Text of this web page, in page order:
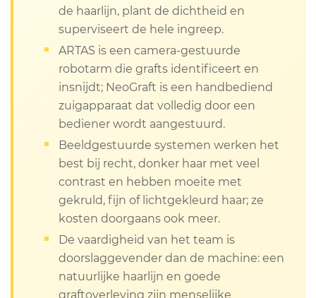
de haarlijn, plant de dichtheid en
superviseert de hele ingreep.
ARTAS is een camera-gestuurde
robotarm die grafts identificeert en
insnijdt; NeoGraft is een handbediend
zuigapparaat dat volledig door een
bediener wordt aangestuurd.
Beeldgestuurde systemen werken het
best bij recht, donker haar met veel
contrast en hebben moeite met
gekruld, fijn of lichtgekleurd haar; ze
kosten doorgaans ook meer.
De vaardigheid van het team is
doorslaggevender dan de machine: een
natuurlijke haarlijn en goede
graftoverleving zijn menselijke